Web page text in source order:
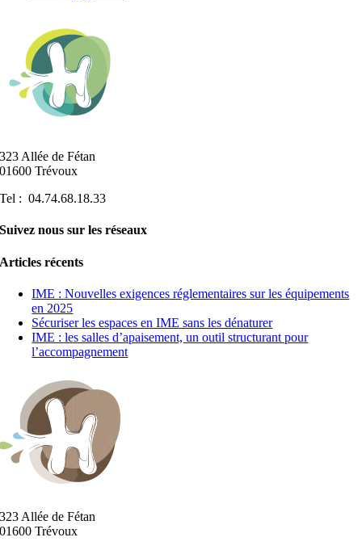
323 Allée de Fétan
01600 Trévoux
Tel : 04.74.68.18.33
Suivez nous sur les réseaux
Articles récents
IME : Nouvelles exigences réglementaires sur les équipements
en 2025
Sécuriser les espaces en IME sans les dénaturer
IME : les salles d’apaisement, un outil structurant pour
l’accompagnement
323 Allée de Fétan
01600 Trévoux